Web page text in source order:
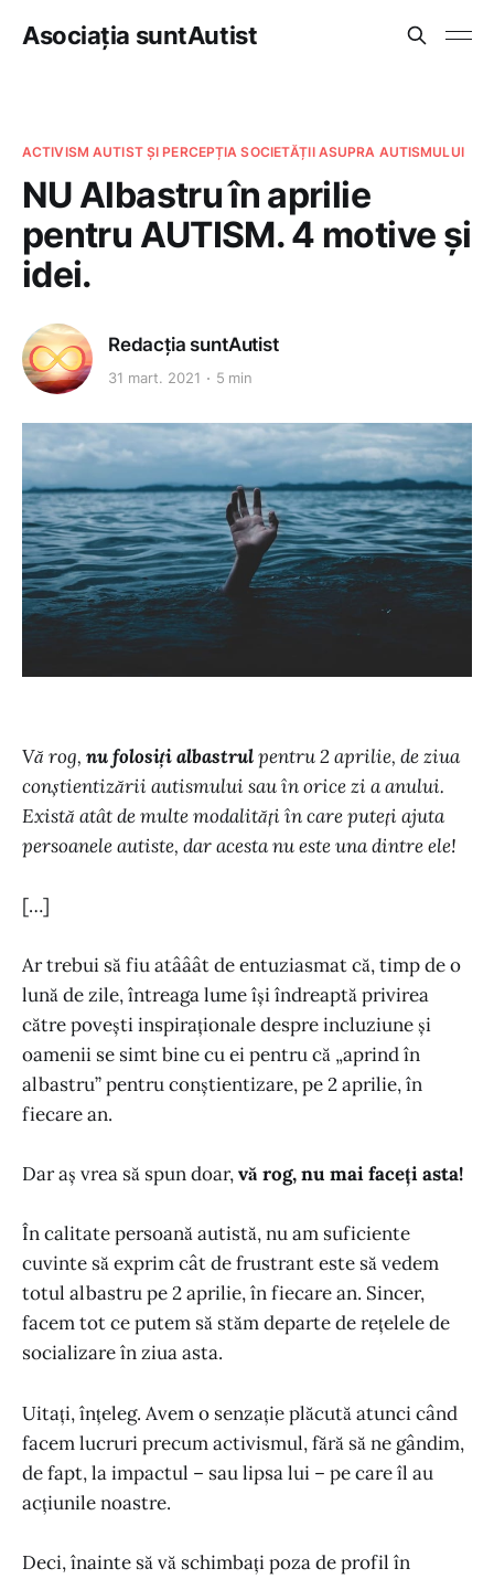
Asociația suntAutist
ACTIVISM AUTIST ȘI PERCEPȚIA SOCIETĂȚII ASUPRA AUTISMULUI
NU Albastru în aprilie
pentru AUTISM. 4 motive și
idei.
Redacția suntAutist
31 mart. 2021 5 min
Vă rog, nu folosiți albastrulpentru 2 aprilie, de ziua
conștientizării autismului sau în orice zi a anului.
Există atât de multe modalități în care puteți ajuta
persoanele autiste, dar acesta nu este una dintre ele!
[…]
Ar trebui să fiu atââât de entuziasmat că, timp de o
lună de zile, întreaga lume își îndreaptă privirea
către povești inspiraționale despre incluziune și
oamenii se simt bine cu ei pentru că „aprind în
albastru” pentru conștientizare, pe 2 aprilie, în
fiecare an.
Dar aș vrea să spun doar,vă rog, nu mai faceți asta!
În calitate persoană autistă, nu am suficiente
cuvinte să exprim cât de frustrant este să vedem
totul albastru pe 2 aprilie, în fiecare an. Sincer,
facem tot ce putem să stăm departe de rețelele de
socializare în ziua asta.
Uitați, înțeleg. Avem o senzație plăcută atunci când
facem lucruri precum activismul, fără să ne gândim,
de fapt, la impactul – sau lipsa lui – pe care îl au
acțiunile noastre.
Deci, înainte să vă schimbați poza de profil în